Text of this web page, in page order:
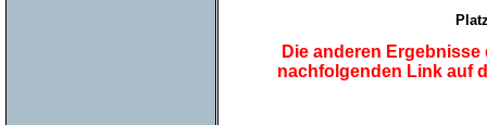
Die anderen
nachfolgenden Link auf